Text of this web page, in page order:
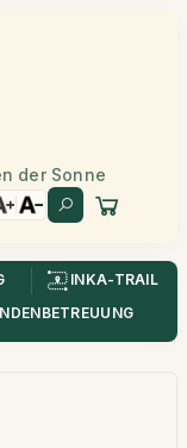
der Sonne
INKA-TRAIL